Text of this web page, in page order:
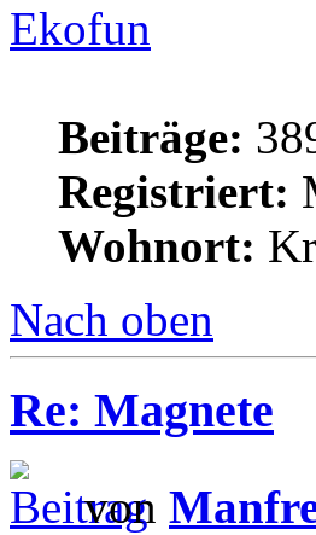
Ekofun
Beiträge:
Registriert:
Wohnort:
Nach oben
Re: Magnete
von